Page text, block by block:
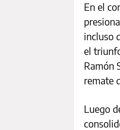
En el
incluso
el
Ramón
remate
Luego